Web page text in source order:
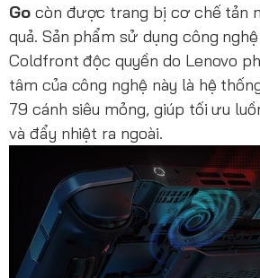
Go còn được trang bị cơ chế tản
quả. Sản phẩm sử dụng công
Coldfront độc quyền do Lenovo
tâm của công nghệ này là hệ
79 cánh siêu mỏng, giúp tối ưu
và đẩy nhiệt ra ngoài.